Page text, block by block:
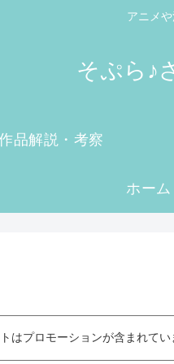
アニメ
そぷら♪
品解説・考察
ホーム
はプロモーションが含まれてい